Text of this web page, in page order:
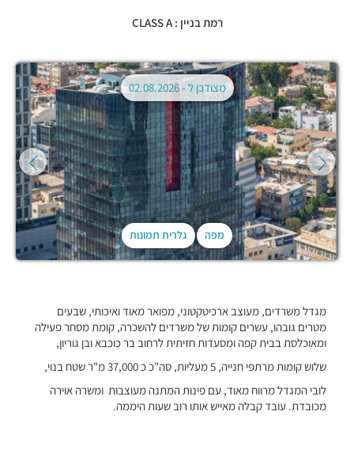
רמת בניין : CLASS A
מפה גלרית תמונות
מצודכן ל -02.08.2026
מגדל משרדים, מעוצב ארכיטקטוני, מפואר מאוד ואיכותי, שבעים
מטרים גובהו, עשרים קומות של משרדים להשכרה, קומת מסחר פעילה
ומאוכלסת בבית קפה ומסעדות חזיתית לרחוב בר כוכבא ובן גוריון,
שלוש קומות מרתפי חנייה, 5 מעליות, סה"כ כ 37,000 מ"ר שטח בנוי,
לובי המגדל מרווח מאוד, עם פינות המתנה מעוצבות ומשרה אוירה
מכובדת. עובד קבלה מאייש אותו רוב שעות היממה.